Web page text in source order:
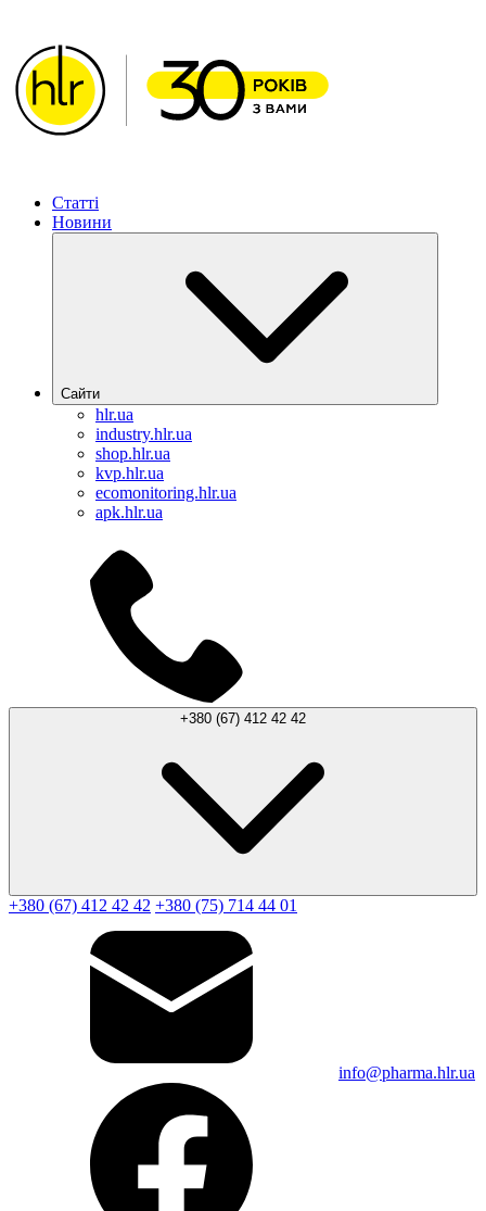
Статті
Новини
Сайти
hlr.ua
industry.hlr.ua
shop.hlr.ua
kvp.hlr.ua
ecomonitoring.hlr.ua
apk.hlr.ua
+380 (67) 412 42 42
+380 (67) 412 42 42 +380 (75) 714 44 01
info@pharma.hlr.ua